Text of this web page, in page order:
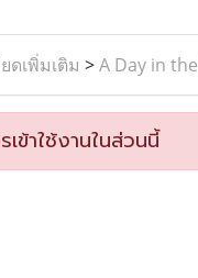
ดเพิ่มเติม >A Day in
ข้าใช้งานในส่วนนี้